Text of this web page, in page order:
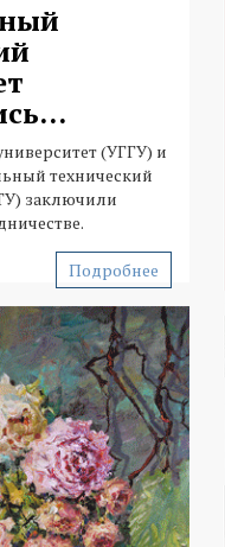
(УГГУ) и
технический
заключили
Подробнее